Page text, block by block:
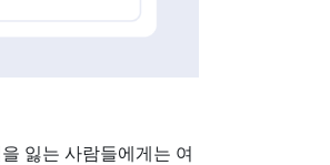
잃는 사람들에게는 여